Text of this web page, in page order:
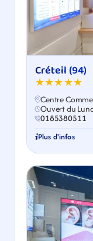
Créteil (94)
★★★★★
Centre
Ouvert du
0185380511
Plus d'infos